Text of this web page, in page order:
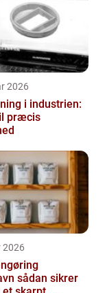
2026
i industrien:
præcis
2026